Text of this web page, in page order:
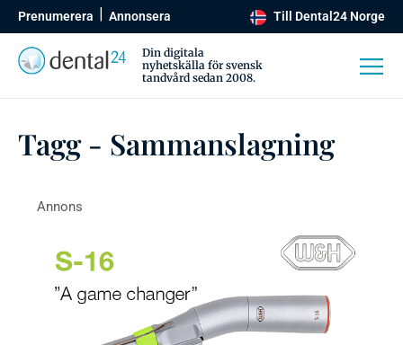
Prenumerera Annonsera Till Dental24 Norge
Din digitala
nyhetskälla för svensk
tandvård sedan 2008.
Tagg - Sammanslagning